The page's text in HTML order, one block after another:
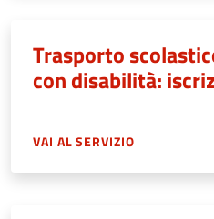
Trasporto
con disabilità:
VAI AL SERVIZIO